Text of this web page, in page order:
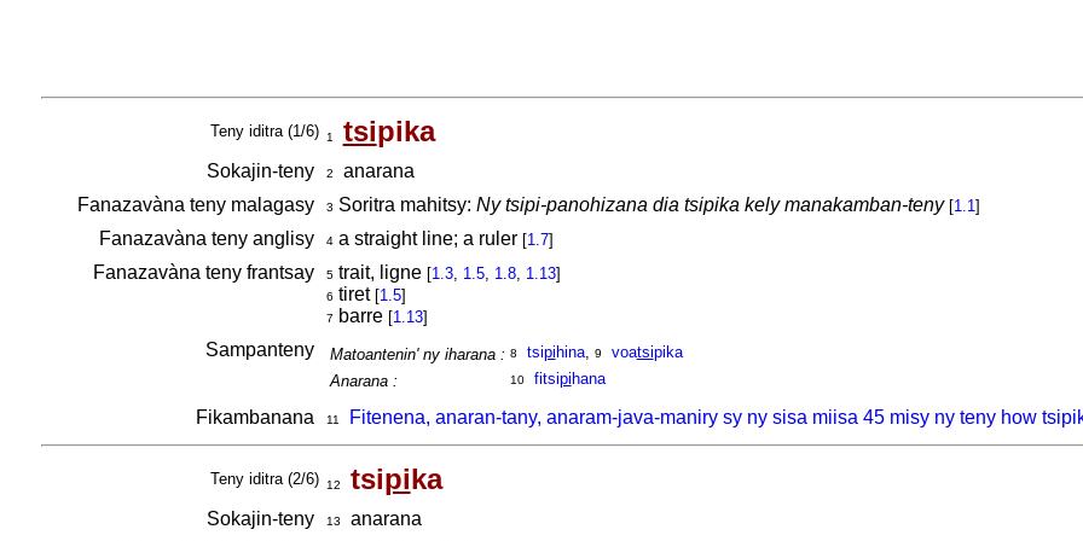
Teny iditra (1/6) 1 tsipika
Sokajin-teny 2
anarana
Fanazavàna teny malagasy
3 Soritra mahitsy: Ny tsipi-panohizana dia tsipika kely manakamban-teny [1.1]
Fanazavàna teny anglisy 4a straight line; a ruler [1.7]
Fanazavàna teny frantsay 5trait, ligne [1.3, 1.5, 1.8, 1.13]
6 tiret [1.5]
7 barre [1.13]
Sampanteny Matoantenin' ny iharana : 8 tsipi hina, 9 voatsipika
Anarana :
10 fitsipi hana
Fikambanana 11 Fitenena, anaran-tany, anaram-java-maniry sy ny sisa miisa 45 misy ny teny how
Teny iditra (2/6) 12 tsipika
Sokajin-teny 13
anarana